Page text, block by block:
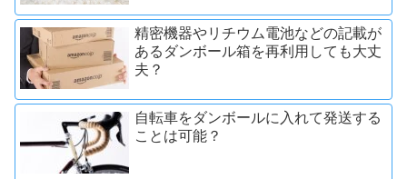
精密機器やリチウム電池などの記載が
あるダンボール箱を再利用しても大丈
夫？
自転車をダンボールに入れて発送する
ことは可能？